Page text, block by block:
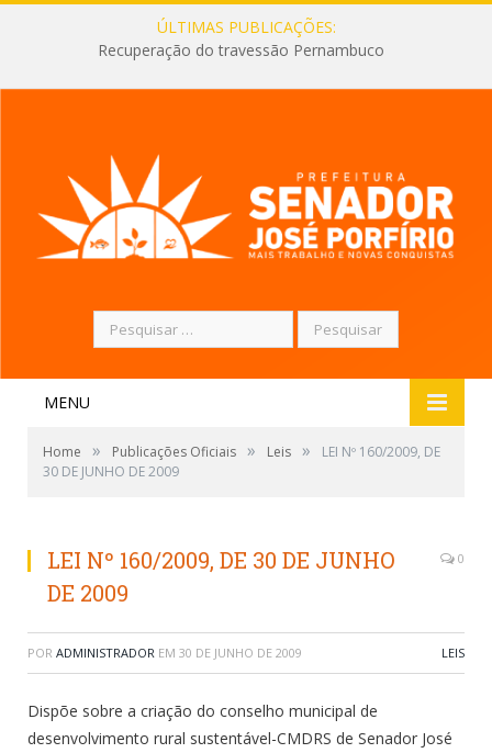
ÚLTIMAS PUBLICAÇÕES:
Recuperação do travessão Pernambuco
Pesquisar
por:
MENU
Home » Publicações Oficiais » Leis »
LEI Nº 160/2009, DE
30 DE JUNHO DE 2009
LEI Nº 160/2009, DE 30 DE JUNHO
DE 2009
0
POR ADMINISTRADOR EM 30 DE JUNHO DE 2009 LEIS
Dispõe sobre a criação do conselho municipal de
desenvolvimento rural sustentável-CMDRS de Senador José